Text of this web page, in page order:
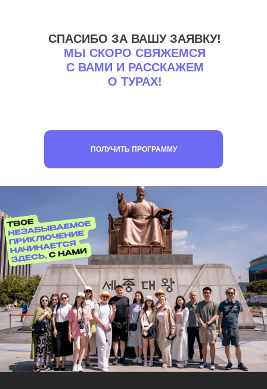
СПАСИБО ЗА ВАШУ ЗАЯВКУ!
МЫ СКОРО СВЯЖЕМСЯ
С ВАМИ И РАССКАЖЕМ
О ТУРАХ!
ПОЛУЧИТЬ ПРОГРАММУ